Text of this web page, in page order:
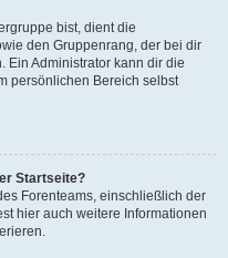
bist, dient die
den Gruppenrang, der bei dir
Ein Administrator kann dir die
persönlichen Bereich selbst
Startseite?
Forenteams, einschließlich der
hier auch weitere Informationen